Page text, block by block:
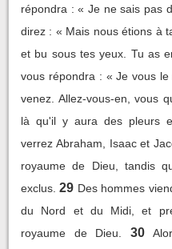
répondra : « Je ne sais pas
direz : « Mais nous étions à
et bu sous tes yeux. Tu as
vous répondra : « Je vous
venez. Allez-vous-en, vous
là qu'il y aura des pleurs
verrez Abraham, Isaac et
royaume de Dieu, tandis
exclus. 29 Des hommes
du Nord et du Midi, et
royaume de Dieu.
30